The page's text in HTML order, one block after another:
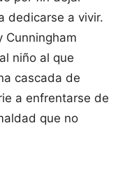
dedicarse a vivir.
Cunningham
niño al que
cascada de
a enfrentarse de
que no